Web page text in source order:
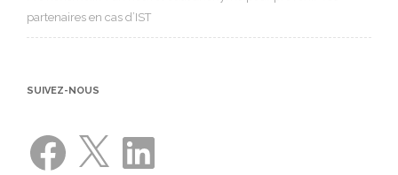
partenaires en cas d’IST
SUIVEZ-NOUS
Facebook LinkedIn